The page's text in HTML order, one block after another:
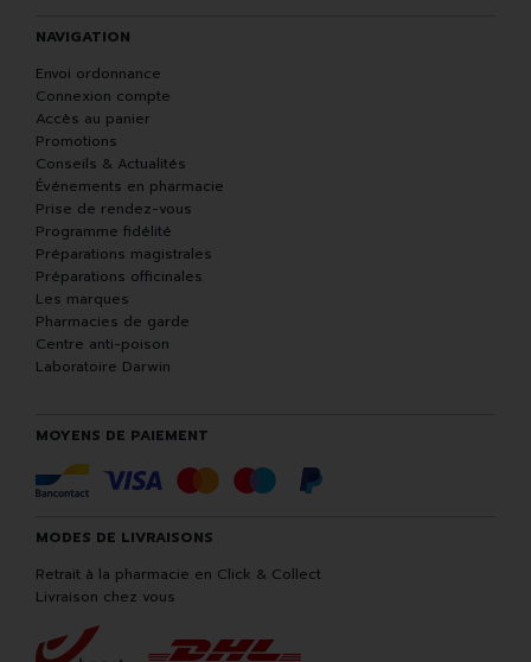
NAVIGATION
Envoi ordonnance
Connexion compte
Accès au panier
Promotions
Conseils & Actualités
Événements en pharmacie
Prise de rendez-vous
Programme fidélité
Préparations magistrales
Préparations officinales
Les marques
Pharmacies de garde
Centre anti-poison
Laboratoire Darwin
MOYENS DE PAIEMENT
MODES DE LIVRAISONS
Retrait à la pharmacie en Click & Collect
Livraison chez vous